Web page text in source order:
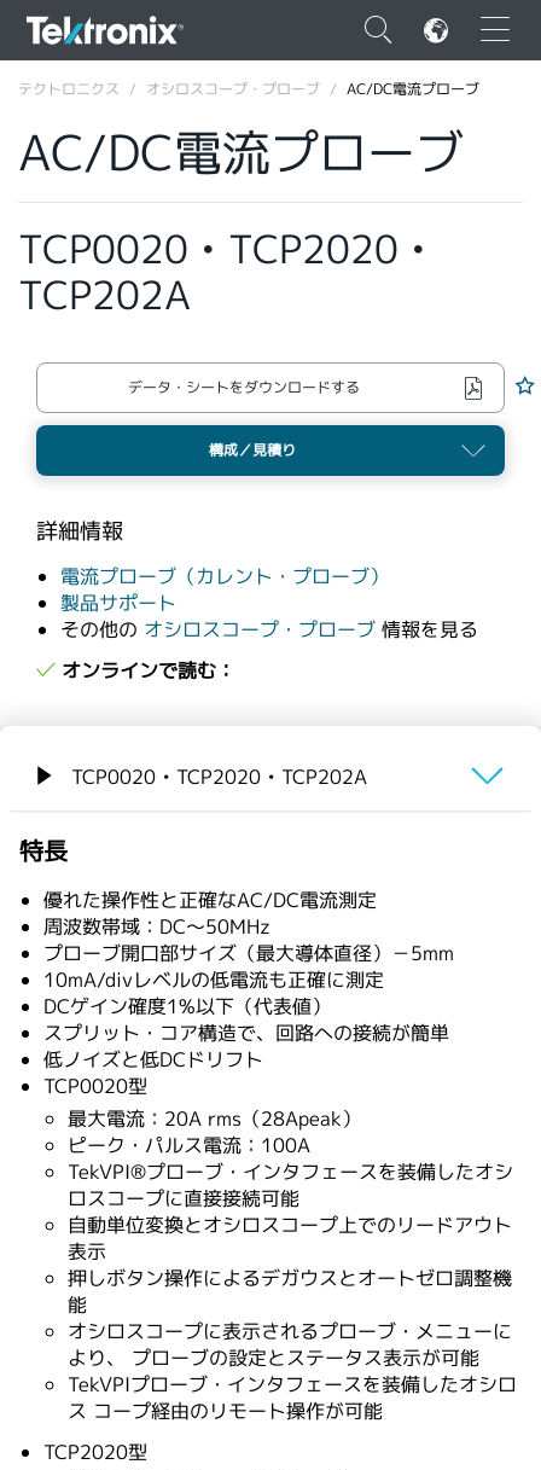
×
ENGLISH
FRANÇAIS
VIỆT NAM
简体中文
日本語
韓国語
繁體中文
テクトロニクス オシロスコープ・プローブ AC/DC電流プローブ
AC/DC電流プローブ
TCP0020 • TCP2020 •
TCP202A
データ・シートをダウンロードする
構成／見積り
詳細情報
電流プローブ（カレント・プローブ）
製品サポート
その他の オシロスコープ・プローブ 情報を見る
オンラインで読む：
TCP0020 • TCP2020 • TCP202A
仕様
ご注文の際は以下の型名をご使用ください。
特長
優れた操作性と正確なAC/DC電流測定
周波数帯域：DC～50MHz
プローブ開口部サイズ（最大導体直径）－5mm
10mA/divレベルの低電流も正確に測定
DCゲイン確度1%以下（代表値）
スプリット・コア構造で、回路への接続が簡単
低ノイズと低DCドリフト
TCP0020型
最大電流：20A rms（28Apeak）
ピーク・パルス電流：100A
TekVPI®プローブ・インタフェースを装備したオシ
ロスコープに直接接続可能
自動単位変換とオシロスコープ上でのリードアウト
表示
押しボタン操作によるデガウスとオートゼロ調整機
能
オシロスコープに表示されるプローブ・メニューに
より、 プローブの設定とステータス表示が可能
TekVPIプローブ・インタフェースを装備したオシロ
ス コープ経由のリモート操作が可能
TCP2020型